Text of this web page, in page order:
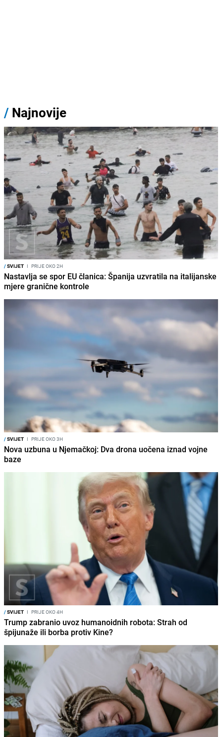
/ Najnovije
/SVIJET I PRIJE OKO 2H
Nastavlja se spor EU članica: Španija uzvratila na italijanske
mjere granične kontrole
/SVIJET I PRIJE OKO 3H
Nova uzbuna u Njemačkoj: Dva drona uočena iznad vojne
baze
/SVIJET I PRIJE OKO 4H
Trump zabranio uvoz humanoidnih robota: Strah od
špijunaže ili borba protiv Kine?